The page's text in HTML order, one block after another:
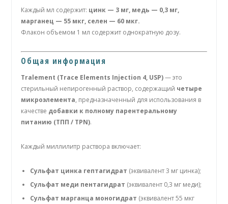
Каждый мл содержит: цинк — 3 мг, медь — 0,3 мг,
марганец — 55 мкг, селен — 60 мкг.
Флакон объемом 1 мл содержит однократную дозу.
Общая информация
Tralement (Trace Elements Injection 4, USP)— это
стерильный непирогенный раствор, содержащий четыре
микроэлемента, предназначенный для использования в
качестве добавки к полному парентеральному
питанию (ТПП / TPN).
Каждый миллилитр раствора включает:
Сульфат цинка гептагидрат (эквивалент 3 мг цинка);
Сульфат меди пентагидрат (эквивалент 0,3 мг меди);
Сульфат марганца моногидрат (эквивалент 55 мкг